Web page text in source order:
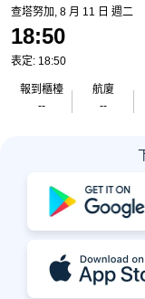
查塔努加, 8 月 11 日 週二
18:50
表定: 18:50
報到櫃檯
--
航廈
--